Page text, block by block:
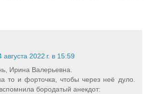
августа 2022 г. в 15:59
Ирина Валерьевна.
то и форточка, чтобы через неё дуло.
бородатый анекдот: